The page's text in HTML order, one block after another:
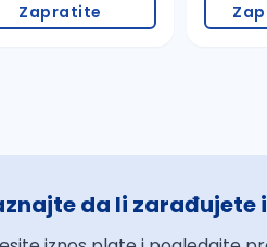
Zapratite
da li zarađujete